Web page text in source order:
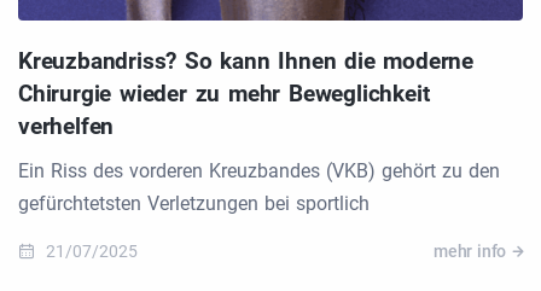
Kreuzbandriss? So kann Ihnen die moderne
Chirurgie wieder zu mehr Beweglichkeit
verhelfen
Ein Riss des vorderen Kreuzbandes (VKB) gehört zu den
gefürchtetsten Verletzungen bei sportlich
21/07/2025 mehr info